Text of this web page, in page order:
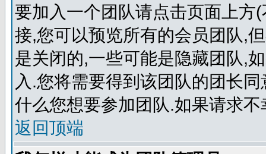
要加入一个团队请点击页面上方
接,您可以预览所有的会员团队,
是关闭的,一些可能是隐藏团队,
入.您将需要得到该团队的团长
什么您想要参加团队.如果请求
返回顶端